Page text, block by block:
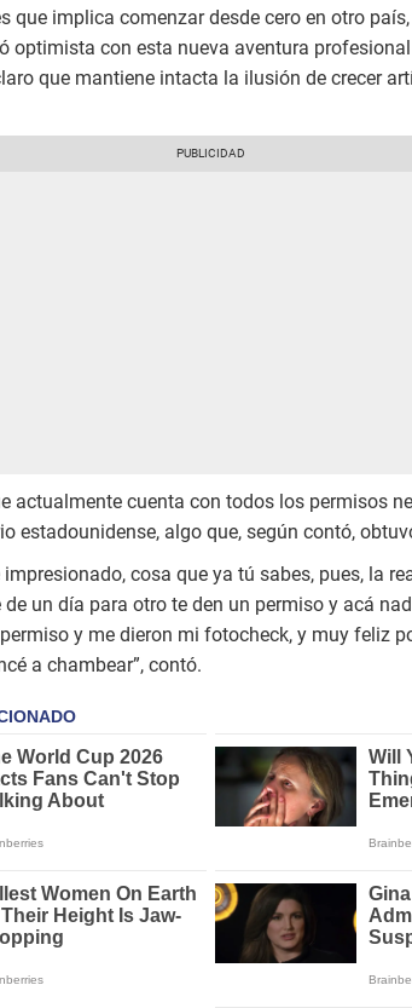
que implica comenzar desde cero en otro
optimista con esta nueva aventura profesional
que mantiene intacta la ilusión de crecer
actualmente cuenta con todos los permisos
estadounidense, algo que, según contó,
cosa que ya tú sabes, pues, la
de un día para otro te den un permiso y acá
y me dieron mi fotocheck, y muy feliz
a chambear”, contó.